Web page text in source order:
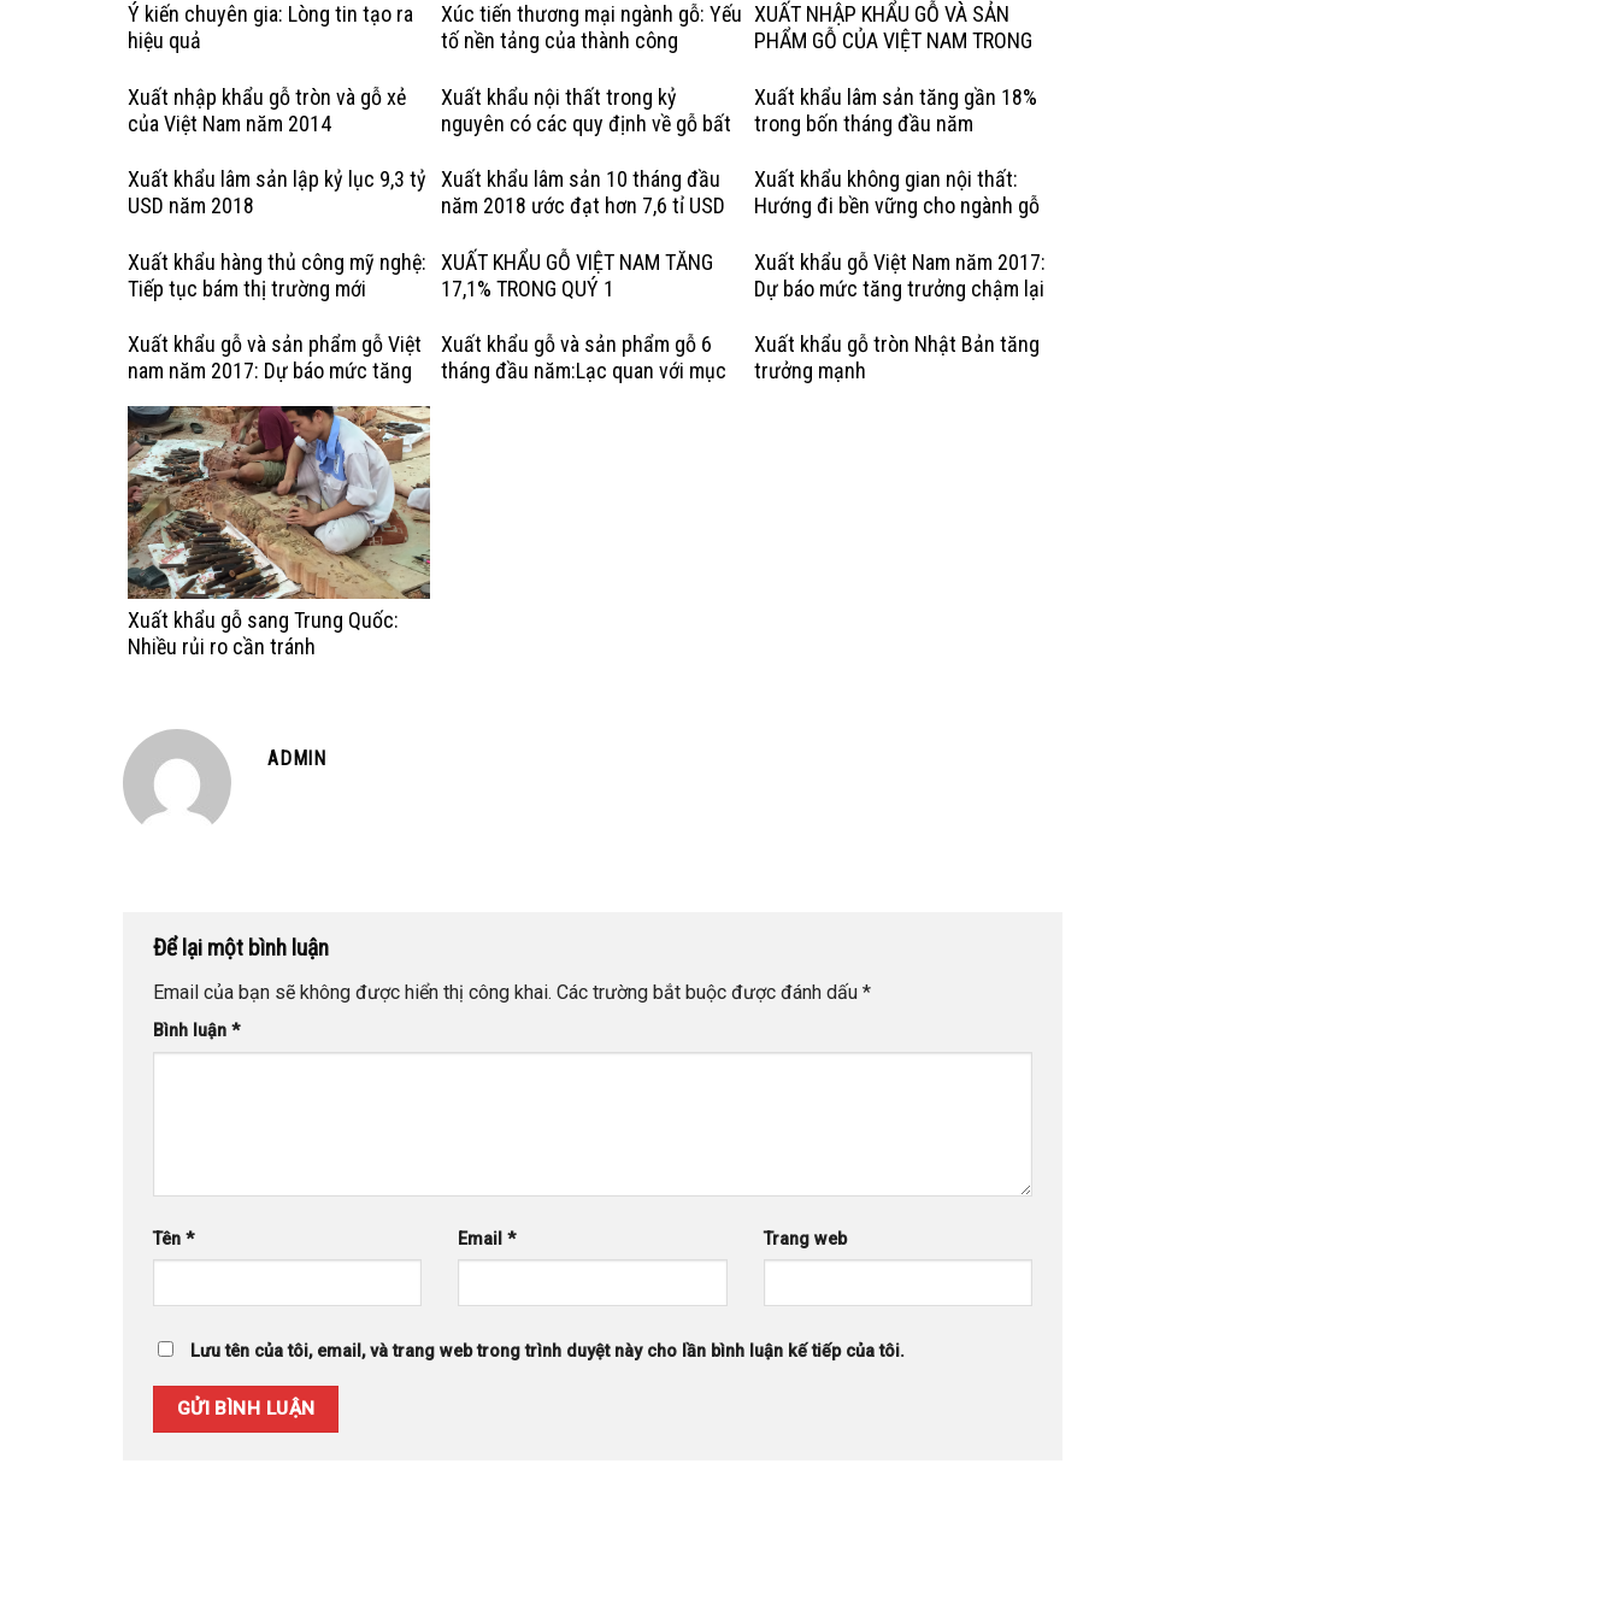
Ý kiến chuyên gia: Lòng tin tạo ra
hiệu quả
Xúc tiến thương mại ngành gỗ: Yếu
tố nền tảng của thành công
XUẤT NHẬP KHẨU GỖ VÀ SẢN
PHẨM GỖ CỦA VIỆT NAM TRONG
Xuất nhập khẩu gỗ tròn và gỗ xẻ
của Việt Nam năm 2014
Xuất khẩu nội thất trong kỷ
nguyên có các quy định về gỗ bất
Kỳ
Xuất khẩu lâm sản tăng gần 18%
trong bốn tháng đầu năm
Xuất khẩu lâm sản lập kỷ lục 9,3 tỷ
USD năm 2018
Xuất khẩu lâm sản 10 tháng đầu
năm 2018 ước đạt hơn 7,6 tỉ USD
Xuất khẩu không gian nội thất:
Hướng đi bền vững cho ngành gỗ
Xuất khẩu hàng thủ công mỹ nghệ:
Tiếp tục bám thị trường mới
XUẤT KHẨU GỖ VIỆT NAM TĂNG
17,1% TRONG QUÝ 1
Xuất khẩu gỗ Việt Nam năm 2017:
Dự báo mức tăng trưởng chậm lại
Xuất khẩu gỗ và sản phẩm gỗ Việt
nam năm 2017: Dự báo mức tăng
Xuất khẩu gỗ và sản phẩm gỗ 6
tháng đầu năm:Lạc quan với mục
Xuất khẩu gỗ tròn Nhật Bản tăng
trưởng mạnh
Xuất khẩu gỗ sang Trung Quốc:
Nhiều rủi ro cần tránh
ADMIN
Để lại một bình luận
Email của bạn sẽ không được hiển thị công khai. Các trường bắt buộc được đánh dấu *
Bình luận *
Tên * Email* Trang web
Lưu tên của tôi, email, và trang web trong trình duyệt này cho lần bình luận kế tiếp của tôi.